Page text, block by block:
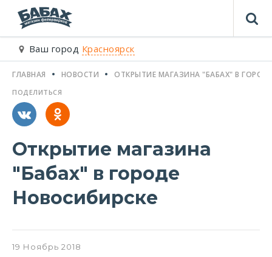
Ваш город Красноярск
ГЛАВНАЯ НОВОСТИ ОТКРЫТИЕ МАГАЗИНА "БАБАХ" В
Открытие магазина
"Бабах" в городе
Новосибирске
ПОДЕЛИТЬСЯ
19 Ноябрь 2018